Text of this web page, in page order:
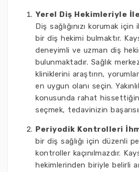
Yerel Diş Hekimleriyle
Diş sağlığınızı korumak
bir diş hekimi bulmaktır.
deneyimli ve uzman diş
bulunmaktadır. Sağlık
kliniklerini araştırın,
en uygun olanı seçin.
konusunda rahat
seçmek, tedavinizin
Periyodik Kontrolleri
bir diş sağlığı için düzenli
kontroller kaçınılmazdır.
hekimlerinden biriyle belirli